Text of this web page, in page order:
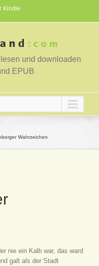
Kindle
und downloaden
EPUB
Wahrzeichen
nie ein Kalb war, das ward
galt als der Stadt